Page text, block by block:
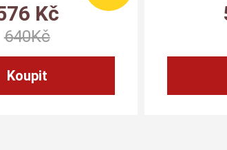
Kč
640Kč